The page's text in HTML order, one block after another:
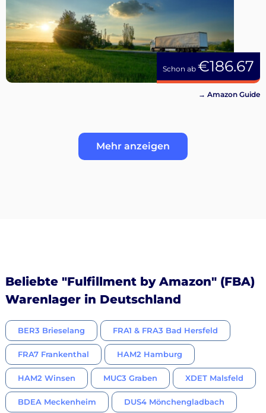
Schon ab €186.67
→ Amazon Guide
Mehr anzeigen
Beliebte "Fulfillment by Amazon" (FBA)
Warenlager in Deutschland
BER3 Brieselang FRA1 & FRA3 Bad Hersfeld
FRA7 Frankenthal HAM2 Hamburg
HAM2 Winsen MUC3 Graben XDET Malsfeld
BDEA Meckenheim DUS4 Mönchengladbach